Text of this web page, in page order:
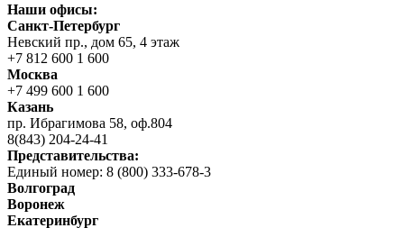
Наши офисы:
Санкт-Петербург
Невский пр., дом 65, 4 этаж
+7 812 600 1 600
Москва
+7 499 600 1 600
Казань
пр. Ибрагимова 58, оф.804
8(843) 204-24-41
Представительства:
Единый номер: 8 (800) 333-678-3
Волгоград
Воронеж
Екатеринбург